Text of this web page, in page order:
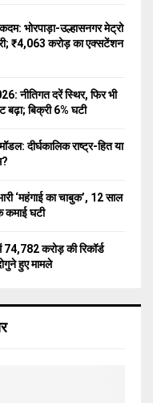
R
भोरपाड़ा-उल्हासनगर मेट्रो
₹4,063 करोड़ का एक्सटेंशन
नीतिगत दरें स्थिर, फिर भी
बढ़ा; बिक्री 6% घटी
दीर्घकालिक राष्ट्र-हित या
‘महंगाई का चाबुक’, 12 साल
कमाई घटी
करोड़ की रिकॉर्ड
हुए मामले